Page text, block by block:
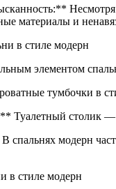
материалы и
в стиле модерн
элементом
тумбочки в
Туалетный столик
спальнях модерн
в стиле модерн